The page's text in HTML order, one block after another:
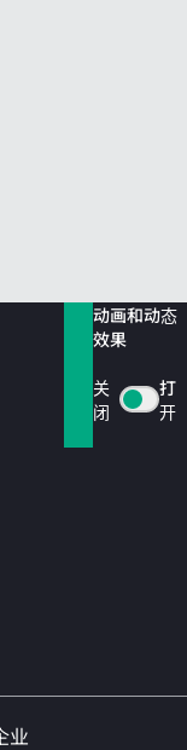
动画和动态
效果
关
闭
打
开
业